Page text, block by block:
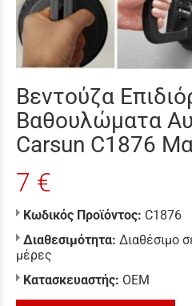
Βεντούζα
Βαθουλώματα
Carsun C1876
7 €
Κωδικός Προϊόντος: C1876
Διαθεσιμότητα: Διαθέσιμο
μέρες
Κατασκευαστής: ΟΕΜ